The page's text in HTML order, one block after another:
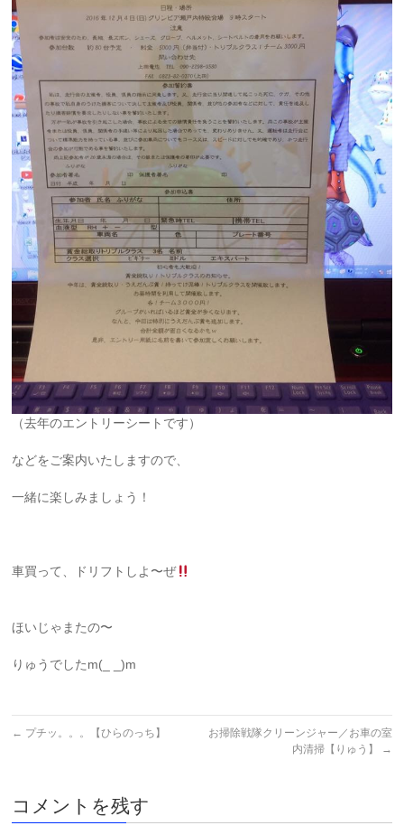
（去年のエントリーシートです）
などをご案内いたしますので、
一緒に楽しみましょう！
車買って、ドリフトしよ〜ぜ
ほいじゃまたの〜
りゅうでしたm(_ _)m
← プチッ。。。【ひらのっち】
お掃除戦隊クリーンジャー／お車の室
内清掃【りゅう】
→
コメントを残す